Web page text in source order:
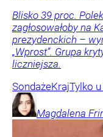
Blisko 39 proc.
zagłosowałoby na
prezydenckich –
„Wprost”. Grupa
liczniejsza.
SondażeKrajTylko
Magdalena